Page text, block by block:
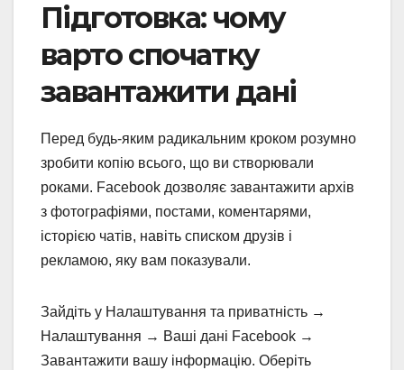
Підготовка: чому
варто спочатку
завантажити дані
Перед будь-яким радикальним кроком розумно
зробити копію всього, що ви створювали
роками. Facebook дозволяє завантажити архів
з фотографіями, постами, коментарями,
історією чатів, навіть списком друзів і
рекламою, яку вам показували.
Зайдіть у Налаштування та приватність →
Налаштування → Ваші дані Facebook →
Завантажити вашу інформацію. Оберіть